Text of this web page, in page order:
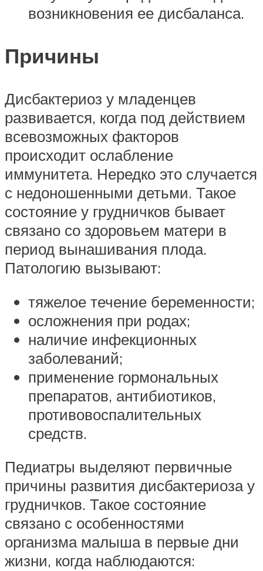
возникновения ее дисбаланса.
Причины
Дисбактериоз у младенцев
развивается, когда под действием
всевозможных факторов
происходит ослабление
иммунитета. Нередко это случается
с недоношенными детьми. Такое
состояние у грудничков бывает
связано со здоровьем матери в
период вынашивания плода.
Патологию вызывают:
тяжелое течение беременности;
осложнения при родах;
наличие инфекционных
заболеваний;
применение гормональных
препаратов, антибиотиков,
противовоспалительных
средств.
Педиатры выделяют первичные
причины развития дисбактериоза у
грудничков. Такое состояние
связано с особенностями
организма малыша в первые дни
жизни, когда наблюдаются: